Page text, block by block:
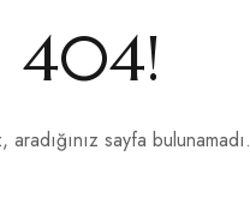
404!
aradığınız sayfa bulunamadı.